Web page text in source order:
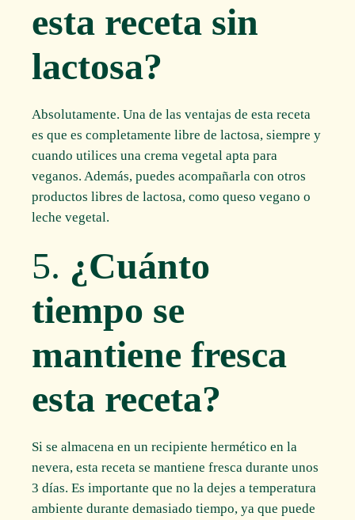
esta receta sin
lactosa?
Absolutamente. Una de las ventajas de esta receta
es que es completamente libre de lactosa, siempre y
cuando utilices una crema vegetal apta para
veganos. Además, puedes acompañarla con otros
productos libres de lactosa, como queso vegano o
leche vegetal.
5. ¿Cuánto
tiempo se
mantiene fresca
esta receta?
Si se almacena en un recipiente hermético en la
nevera, esta receta se mantiene fresca durante unos
3 días. Es importante que no la dejes a temperatura
ambiente durante demasiado tiempo, ya que puede